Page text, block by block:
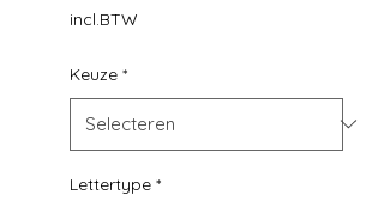
incl.BTW
Keuze *
Lettertype *